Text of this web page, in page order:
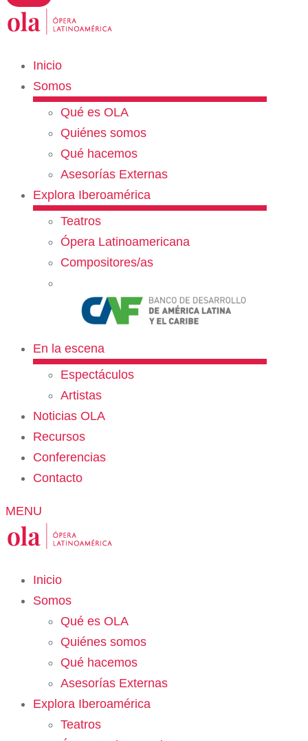
Inicio
Somos
Qué es OLA
Quiénes somos
Qué hacemos
Asesorías Externas
Explora Iberoamérica
Teatros
Ópera Latinoamericana
Compositores/as
En la escena
Espectáculos
Artistas
Noticias OLA
Recursos
Conferencias
Contacto
MENU
Inicio
Somos
Qué es OLA
Quiénes somos
Qué hacemos
Asesorías Externas
Explora Iberoamérica
Teatros